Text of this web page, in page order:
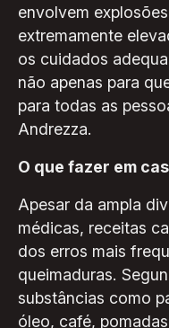
envolvem
extremamente
os cuidados
não apenas para
para todas as
Andrezza.
O que fazer em
Apesar da ampla
médicas, receitas
dos erros mais
queimaduras.
substâncias como
óleo, café,